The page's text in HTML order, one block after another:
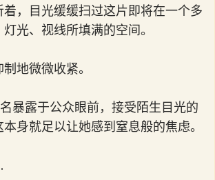
着，目光缓缓扫过这片即将在一个多
光、视线所填满的空间。
地微微收紧。
名暴露于公众眼前，接受陌生目光的
身就足以让她感到窒息般的焦虑。